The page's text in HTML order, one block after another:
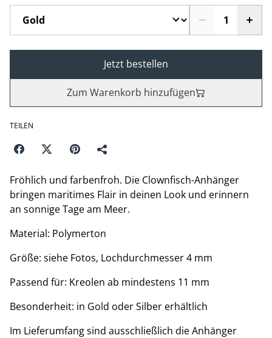
Jetzt bestellen
Zum Warenkorb hinzufügen
TEILEN
Fröhlich und farbenfroh. Die Clownfisch-Anhänger
bringen maritimes Flair in deinen Look und erinnern
an sonnige Tage am Meer.
Material: Polymerton
Größe: siehe Fotos, Lochdurchmesser 4 mm
Passend für: Kreolen ab mindestens 11 mm
Besonderheit: in Gold oder Silber erhältlich
Im Lieferumfang sind ausschließlich die Anhänger